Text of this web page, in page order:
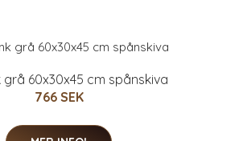
grå 60x30x45 cm spånskiva
766 SEK